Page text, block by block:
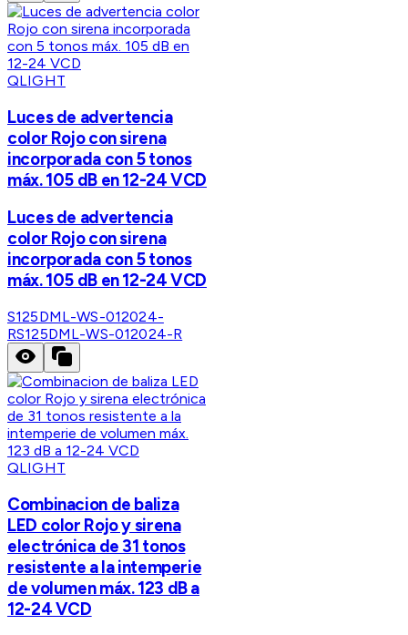
QLIGHT
Luces de advertencia
color Rojo con sirena
incorporada con 5 tonos
máx. 105 dB en 12-24 VCD
Luces de advertencia
color Rojo con sirena
incorporada con 5 tonos
máx. 105 dB en 12-24 VCD
S125DML-WS-012024-
RS125DML-WS-012024-R
QLIGHT
Combinacion de baliza
LED color Rojo y sirena
electrónica de 31 tonos
resistente a la intemperie
de volumen máx. 123 dB a
12-24 VCD